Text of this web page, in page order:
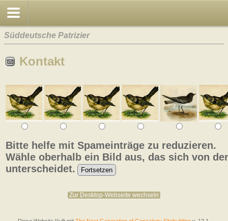
Süddeutsche Patrizier
Kontakt
Bitte helfe mit Spameinträge zu reduzieren.
Wähle oberhalb ein Bild aus, das sich von
unterscheidet.
Zur Desktop-Webseite wechseln